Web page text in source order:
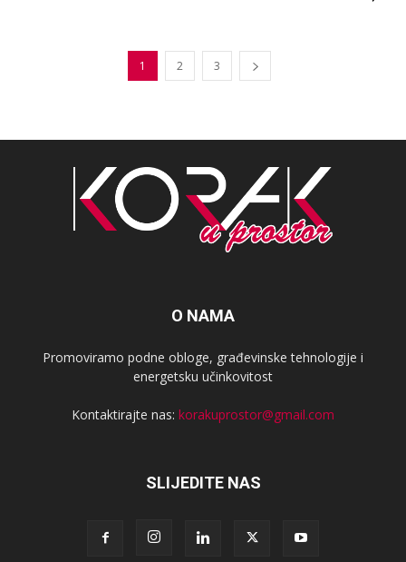
1 2 3
O NAMA
Promoviramo podne obloge, građevinske tehnologije i
energetsku učinkovitost
Kontaktirajte nas: korakuprostor@gmail.com
SLIJEDITE NAS